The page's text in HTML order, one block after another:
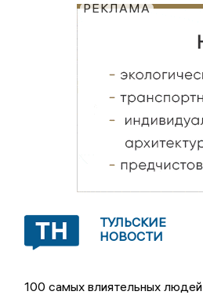
РЕКЛАМА
ТУЛЬСКИЕ
НОВОСТИ
100 самых влиятельных людей